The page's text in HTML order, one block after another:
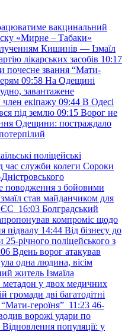
вакцинальний
«Мирне – Табаки»
Кишинів — Ізмаїл
лікарських засобів 10:17
почесне звання “Мати-
09:58 На Одещині
завантажене
екіпажу 09:44 В Одесі
під землю 09:15 Ворог не
Одещини: постраждало
поліцейські
час служби колеги Сороки
поводження з бойовими
став майданчиком для
ЄС 16:03 Болградський
компроміс щодо
підвалу 14:44 Від бізнесу до
25-річного поліцейського з
Вдень ворог атакував
одна людина, вісім
житель Ізмаїла
у двох медичних
громади дві багатодітні
героїня” 11:23 46-
ворожі удари по
Відновлення популяції: у